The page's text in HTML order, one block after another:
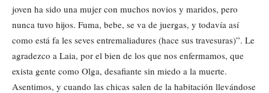
joven ha sido una mujer con muchos novios y maridos, pero
nunca tuvo hijos. Fuma, bebe, se va de juergas, y todavía así
como está fa les seves entremaliadures (hace sus travesuras)”. Le
agradezco a Laia, por el bien de los que nos enfermamos, que
exista gente como Olga, desafiante sin miedo a la muerte.
Asentimos, y cuando las chicas salen de la habitación llevándose